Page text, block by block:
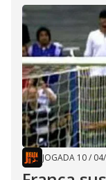
JOGADA 10/